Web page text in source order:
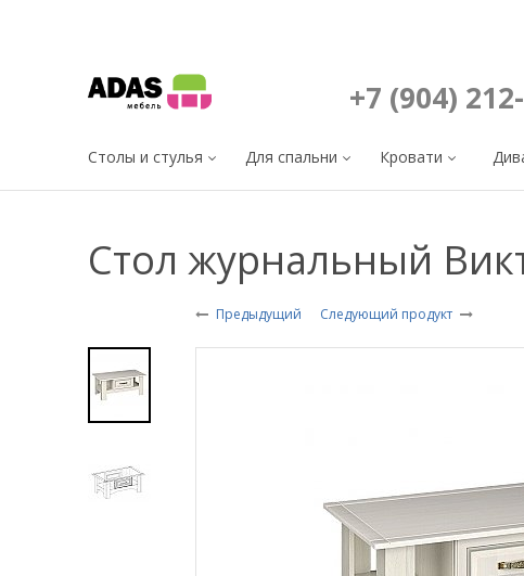
+7 (904)
Столы и стулья Для спальни Кровати
Стол журнальный
Предыдущий Следующий продукт